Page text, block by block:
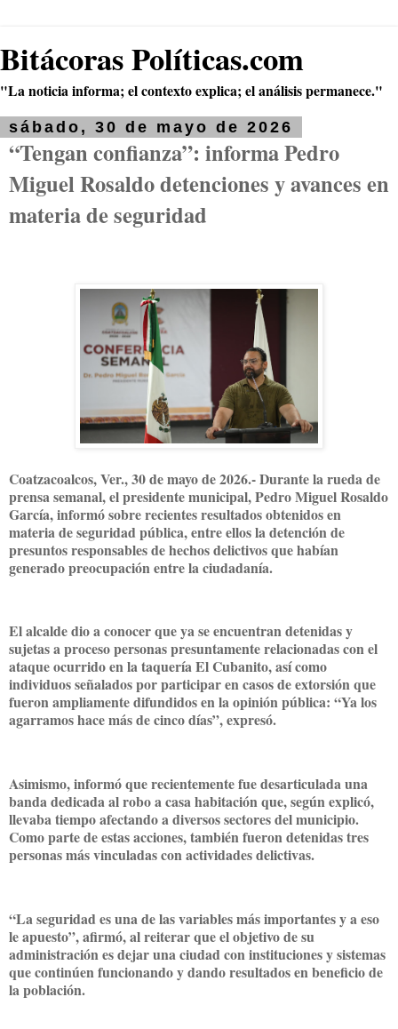
Bitácoras Políticas.com
"La noticia informa; el contexto explica; el análisis permanece."
sábado, 30 de mayo de 2026
“Tengan confianza”: informa Pedro
Miguel Rosaldo detenciones y avances en
materia de seguridad
Coatzacoalcos, Ver., 30 de mayo de 2026.- Durante la rueda de
prensa semanal, el presidente municipal, Pedro Miguel Rosaldo
García, informó sobre recientes resultados obtenidos en
materia de seguridad pública, entre ellos la detención de
presuntos responsables de hechos delictivos que habían
generado preocupación entre la ciudadanía.
El alcalde dio a conocer que ya se encuentran detenidas y
sujetas a proceso personas presuntamente relacionadas con el
ataque ocurrido en la taquería El Cubanito, así como
individuos señalados por participar en casos de extorsión que
fueron ampliamente difundidos en la opinión pública: “Ya los
agarramos hace más de cinco días”, expresó.
Asimismo, informó que recientemente fue desarticulada una
banda dedicada al robo a casa habitación que, según explicó,
llevaba tiempo afectando a diversos sectores del municipio.
Como parte de estas acciones, también fueron detenidas tres
personas más vinculadas con actividades delictivas.
“La seguridad es una de las variables más importantes y a eso
le apuesto”, afirmó, al reiterar que el objetivo de su
administración es dejar una ciudad con instituciones y sistemas
que continúen funcionando y dando resultados en beneficio de
la población.